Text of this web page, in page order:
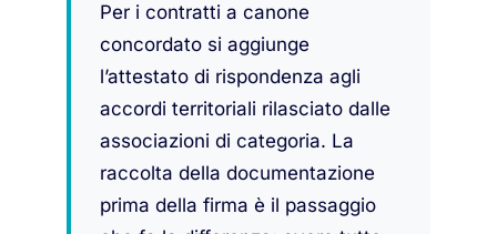
Per i contratti a canone
concordato si aggiunge
l’attestato di rispondenza agli
accordi territoriali rilasciato dalle
associazioni di categoria. La
raccolta della documentazione
prima della firma è il passaggio